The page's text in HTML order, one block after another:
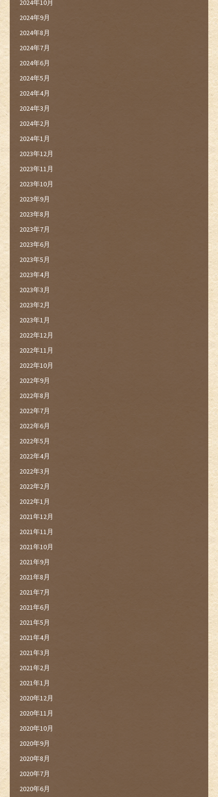
2024年10月
2024年9月
2024年8月
2024年7月
2024年6月
2024年5月
2024年4月
2024年3月
2024年2月
2024年1月
2023年12月
2023年11月
2023年10月
2023年9月
2023年8月
2023年7月
2023年6月
2023年5月
2023年4月
2023年3月
2023年2月
2023年1月
2022年12月
2022年11月
2022年10月
2022年9月
2022年8月
2022年7月
2022年6月
2022年5月
2022年4月
2022年3月
2022年2月
2022年1月
2021年12月
2021年11月
2021年10月
2021年9月
2021年8月
2021年7月
2021年6月
2021年5月
2021年4月
2021年3月
2021年2月
2021年1月
2020年12月
2020年11月
2020年10月
2020年9月
2020年8月
2020年7月
2020年6月